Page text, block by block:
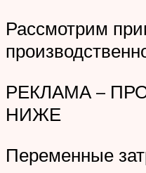
Рассмотрим
РЕКЛАМА –
НИЖЕ
Переменные